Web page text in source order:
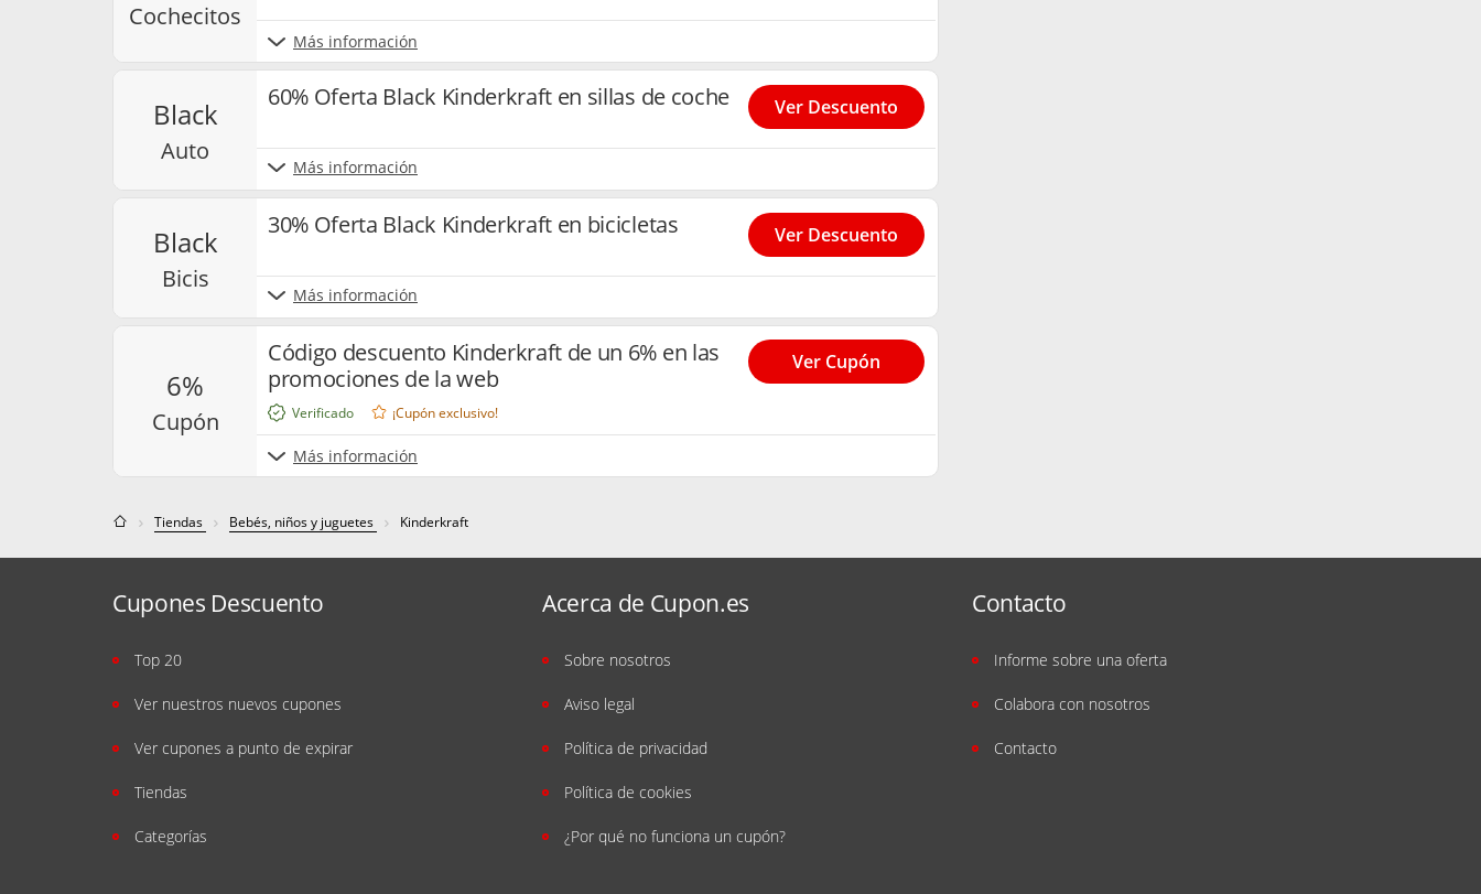
cochecitos
Más información
black
auto
60% Oferta Black Kinderkraft en sillas de coche
Más información
Ver Descuento
black
bicis
30% Oferta Black Kinderkraft en bicicletas
Más información
Ver Descuento
6%
cupón
Código descuento Kinderkraft de un 6% en las
promociones de la web
Más información
¡Cupón exclusivo!
Verificado
Ver Cupón
Tiendas Bebés, niños y juguetes Kinderkraft
Cupones Descuento
Top 20
Ver nuestros nuevos cupones
Ver cupones a punto de expirar
Tiendas
Categorías
Acerca de Cupon.es
Sobre nosotros
Aviso legal
Política de privacidad
Política de cookies
¿Por qué no funciona un cupón?
Contacto
Informe sobre una oferta
Colabora con nosotros
Contacto